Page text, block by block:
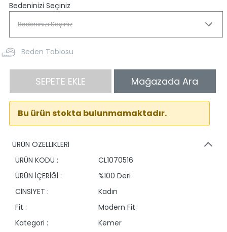
Bedeninizi Seçiniz
Beden Tablosu
SEPETE EKLE Mağazada Ara
Bu ürün stokta bulunmamaktadır.
ÜRÜN ÖZELLİKLERİ
ÜRÜN KODU :
CL1070516
ÜRÜN İÇERİĞİ :
%100 Deri
CİNSİYET :
Kadın
Fit :
Modern Fit
Kategori :
Kemer